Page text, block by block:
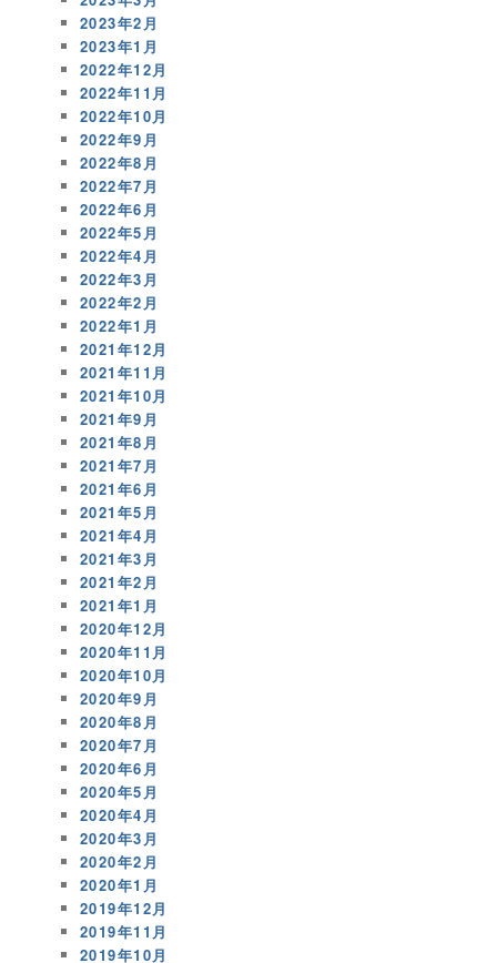
2023年2月
2023年1月
2022年12月
2022年11月
2022年10月
2022年9月
2022年8月
2022年7月
2022年6月
2022年5月
2022年4月
2022年3月
2022年2月
2022年1月
2021年12月
2021年11月
2021年10月
2021年9月
2021年8月
2021年7月
2021年6月
2021年5月
2021年4月
2021年3月
2021年2月
2021年1月
2020年12月
2020年11月
2020年10月
2020年9月
2020年8月
2020年7月
2020年6月
2020年5月
2020年4月
2020年3月
2020年2月
2020年1月
2019年12月
2019年11月
2019年10月